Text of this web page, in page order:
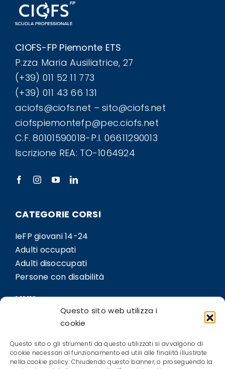
Questo sito web utilizza i
cookie
Questo sito o gli strumenti da questo utilizzati si avvalgono di
cookie necessari al funzionamento ed utili alle finalità illustrate
nella cookie policy. Chiudendo questo banner, o proseguendo la
CIOFS-FP Piemonte ETS
P.zza Maria Ausiliatrice, 27
(+39) 011 52 11 773
(+39) 011 43 66 131
aciofs@ciofs.net – sito@ciofs.net
ciofspiemontefp@pec.ciofs.net
C.F. 80101590018-P.I. 06611290013
Iscrizione REA: TO-1064924
CATEGORIE CORSI
IeFP giovani 14-24
Adulti occupati
Adulti disoccupati
Persone con disabilità
LINK
Contatti